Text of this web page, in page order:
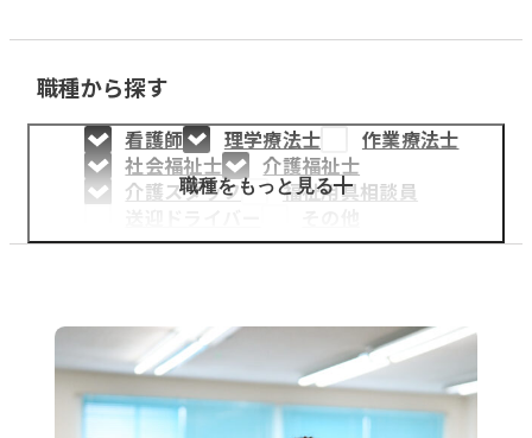
採用情報
医療・介護事業
募集職種
お知らせ
職種から探す
看護師 理学療法士
作業療法士
社会福祉士
介護福祉士
介護スタッフ
福祉用具相談員
職種をもっと見る